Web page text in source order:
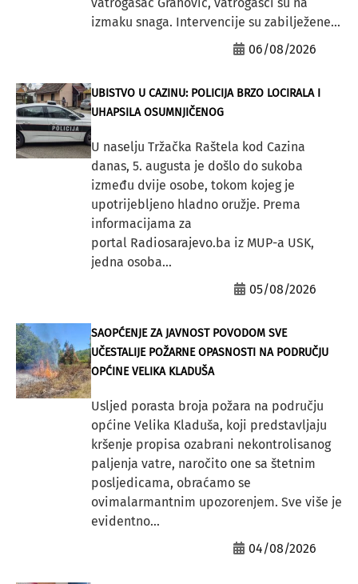
izmaku snaga. Intervencije su zabilježene...
06/08/2026
UBISTVO U CAZINU: POLICIJA BRZO LOCIRALA I
UHAPSILA OSUMNJIČENOG
U naselju Tržačka Raštela kod Cazina
danas, 5. augusta je došlo do sukoba
između dvije osobe, tokom kojeg je
upotrijebljeno hladno oružje. Prema
informacijama za
portal Radiosarajevo.ba iz MUP-a USK,
jedna osoba...
05/08/2026
SAOPĆENJE ZA JAVNOST POVODOM SVE
UČESTALIJE POŽARNE OPASNOSTI NA PODRUČJU
OPĆINE VELIKA KLADUŠA
Usljed porasta broja požara na području
općine Velika Kladuša, koji predstavljaju
kršenje propisa ozabrani nekontrolisanog
paljenja vatre, naročito one sa štetnim
posljedicama, obraćamo se
ovimalarmantnim upozorenjem. Sve više je
evidentno...
04/08/2026